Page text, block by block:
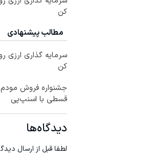
کن
مطالب پیشنهادی
سرمایه گذاری ارزی
کن
قسطی با اسنپ‌پی
دیدگاه‌ها
لطفا قبل از ارسال